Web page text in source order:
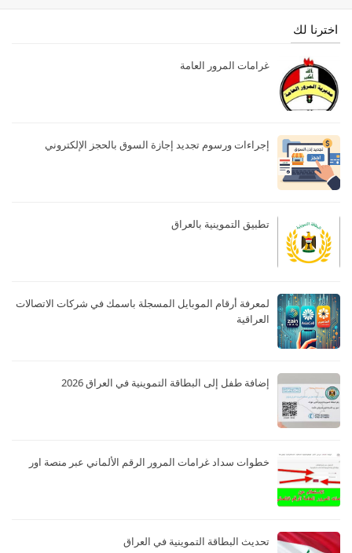
اخترنا لك
غرامات المرور العامة
إجراءات ورسوم تجديد إجازة السوق بالحجز الإلكتروني
تطبيق التموينية بالعراق
لمعرفة أرقام الموبايل المسجلة باسمك في شركات الاتصالات
العراقية
إضافة طفل إلى البطاقة التموينية في العراق 2026
خطوات سداد غرامات المرور الرقم الألماني عبر منصة اور
تحديث البطاقة التموينية في العراق